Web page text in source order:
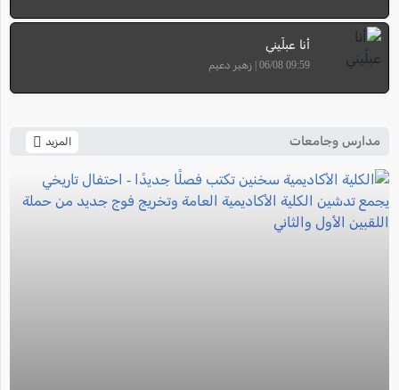
أنا عبلّيني
09:59 06/08 | زهير دعيم
مدارس وجامعات المزيد